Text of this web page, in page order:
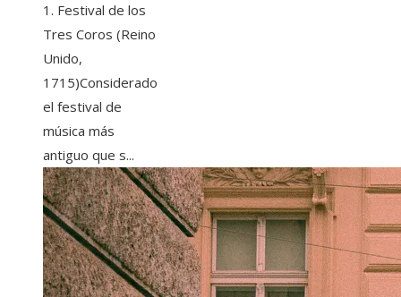
1. Festival de los
Tres Coros (Reino
Unido,
1715)Considerado
el festival de
música más
antiguo que s...